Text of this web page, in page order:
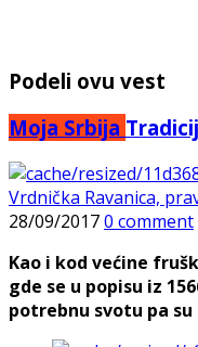
Podeli ovu vest
Moja Srbija
Vrdnička Ravanica,
28/09/20170 comment
Kao i kod većine
gde se u popisu iz
potrebnu svotu pa su